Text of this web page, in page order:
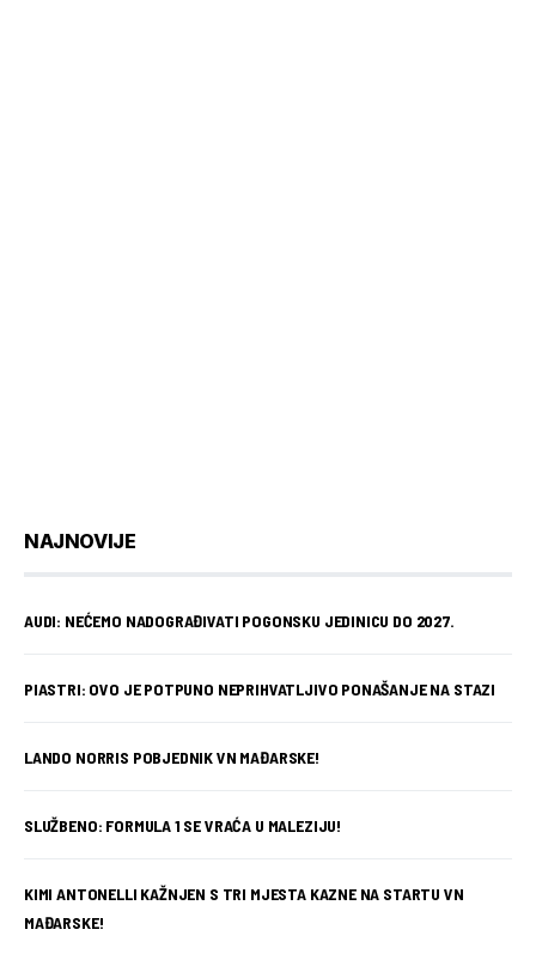
NAJNOVIJE
AUDI: NEĆEMO NADOGRAĐIVATI POGONSKU JEDINICU DO 2027.
PIASTRI: OVO JE POTPUNO NEPRIHVATLJIVO PONAŠANJE NA STAZI
LANDO NORRIS POBJEDNIK VN MAĐARSKE!
SLUŽBENO: FORMULA 1 SE VRAĆA U MALEZIJU!
KIMI ANTONELLI KAŽNJEN S TRI MJESTA KAZNE NA STARTU VN
MAĐARSKE!